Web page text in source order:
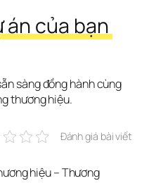
án của bạn
sàng đồng hành cùng
thương hiệu.
Đánh giá bài viết
hiệu – Thương